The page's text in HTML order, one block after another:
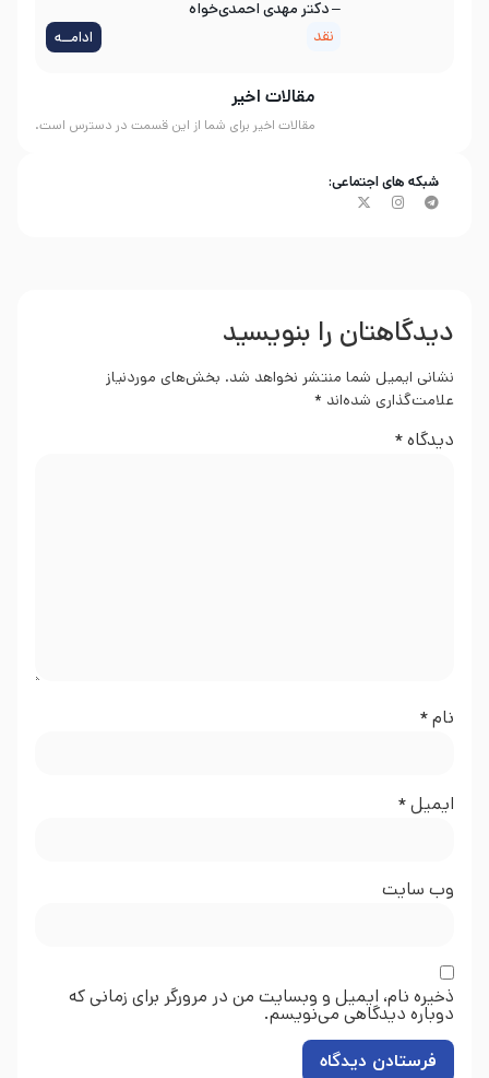
مقالات اخیر
مقالات اخیر برای شما از این قسمت در دسترس است.
– دکتر مهدی احمدی‌خواه
نقد
ادامــه
شبکه های اجتماعی:
دیدگاهتان را بنویسید
نشانی ایمیل شما منتشر نخواهد شد. بخش‌های موردنیاز
علامت‌گذاری شده‌اند *
دیدگاه*
نام*
ایمیل*
وب‌ سایت
ذخیره نام، ایمیل و وبسایت من در مرورگر برای زمانی که
دوباره دیدگاهی می‌نویسم.